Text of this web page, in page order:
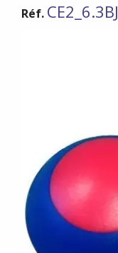
Réf. CE2_6.3BJ